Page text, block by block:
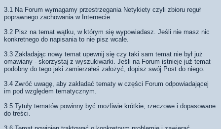
3.1 Na Forum wymagamy przestrzegania Netykiety czyli zbioru reguł
poprawnego zachowania w Internecie.
3.2 Pisz na temat wątku, w którym się wypowiadasz. Jeśli nie masz nic
konkretnego do napisania to nie pisz wcale.
3.3 Zakładając nowy temat upewnij się czy taki sam temat nie był już
omawiany - skorzystaj z wyszukiwarki. Jeśli na Forum istnieje już temat
podobny do tego jaki zamierzałeś założyć, dopisz swój Post do niego.
3.4 Zwróć uwagę, aby zakładać tematy w części Forum odpowiadającej
im pod względem tematycznym.
3.5 Tytuły tematów powinny być możliwie krótkie, rzeczowe i dopasowane
do treści.